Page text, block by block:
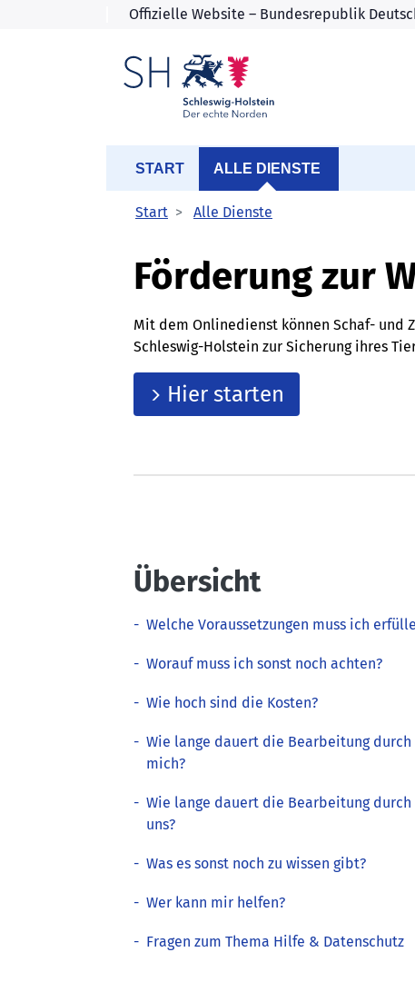
START ALLE DIENSTE
Start Alle Dienste
Förderung zur
Mit dem Onlinedienst können Schaf- und
Schleswig-Holstein zur Sicherung ihres
Hier starten
Übersicht
- Welche Voraussetzungen muss ich
- Worauf muss ich sonst noch achten?
- Wie hoch sind die Kosten?
- Wie lange dauert die Bearbeitung durch
mich?
- Wie lange dauert die Bearbeitung durch
uns?
- Was es sonst noch zu wissen gibt?
- Wer kann mir helfen?
- Fragen zum Thema Hilfe & Datenschutz